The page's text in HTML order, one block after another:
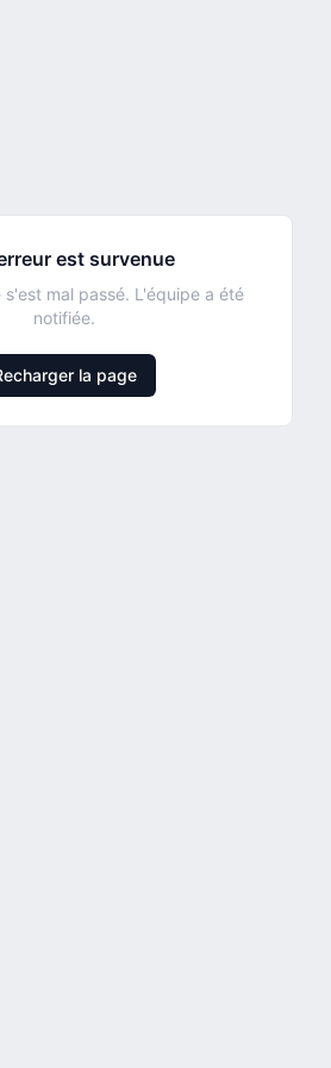
est survenue
s'est mal passé. L'équipe a été
notifiée.
la page